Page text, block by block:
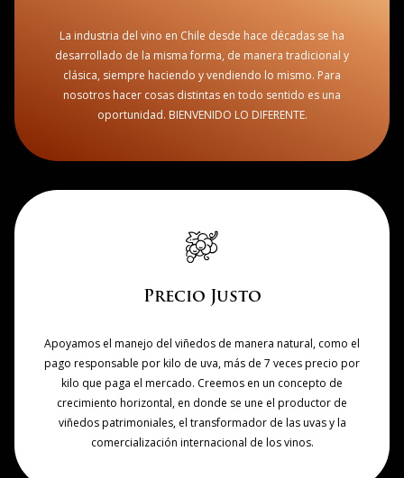
La industria del vino en Chile desde hace décadas se ha
desarrollado de la misma forma, de manera tradicional y
clásica, siempre haciendo y vendiendo lo mismo. Para
nosotros hacer cosas distintas en todo sentido es una
oportunidad. BIENVENIDO LO DIFERENTE.
Precio Justo
Apoyamos el manejo del viñedos de manera natural, como el
pago responsable por kilo de uva, más de 7 veces precio por
kilo que paga el mercado. Creemos en un concepto de
crecimiento horizontal, en donde se une el productor de
viñedos patrimoniales, el transformador de las uvas y la
comercialización internacional de los vinos.